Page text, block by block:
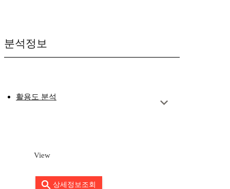
분석정보
활용도 분석
View
상세정보조회